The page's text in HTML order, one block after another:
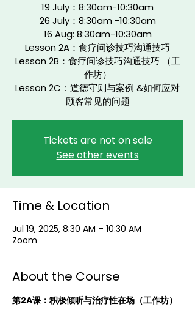
19 July：8:30am-10:30am
26 July：8:30am -10:30am
16 Aug: 8:30am-10:30am
Lesson 2A：食疗问诊技巧沟通技巧
Lesson 2B：食疗问诊技巧沟通技巧 （工
作坊）
Lesson 2C：道德守则与案例 &如何应对
顾客常见的问题
Tickets are not on sale
See other events
Time & Location
Jul 19, 2025, 8:30 AM – 10:30 AM
Zoom
About the Course
第2A课：积极倾听与治疗性在场（工作坊）